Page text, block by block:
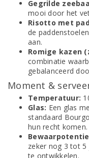
Gegrilde
mooi door het
Risotto met
de
aan.
Romige kazen
combinatie
gebalanceerd
Moment &
Temperatuur:
Glas: Een glas
standaard
hun recht komen.
zeker nog 3 tot
te ontwikkelen.